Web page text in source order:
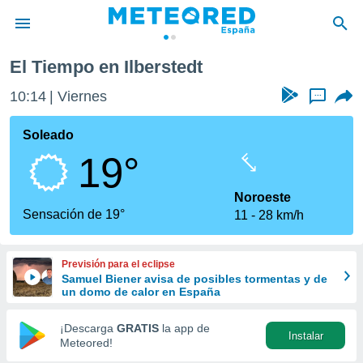
de
por
que se
calidad.
a este
las
y
forma
digital
basada
El Tiempo en Ilberstedt
10:14 Viernes ...
Soleado
19°
Sensación de 19°
Noroeste
11
28 km/h
Previsión para el eclipse
Samuel Biener avisa de posibles tormentas y de
un domo de calor en España
¡Descarga GRATIS la app de
Meteored!
Instalar